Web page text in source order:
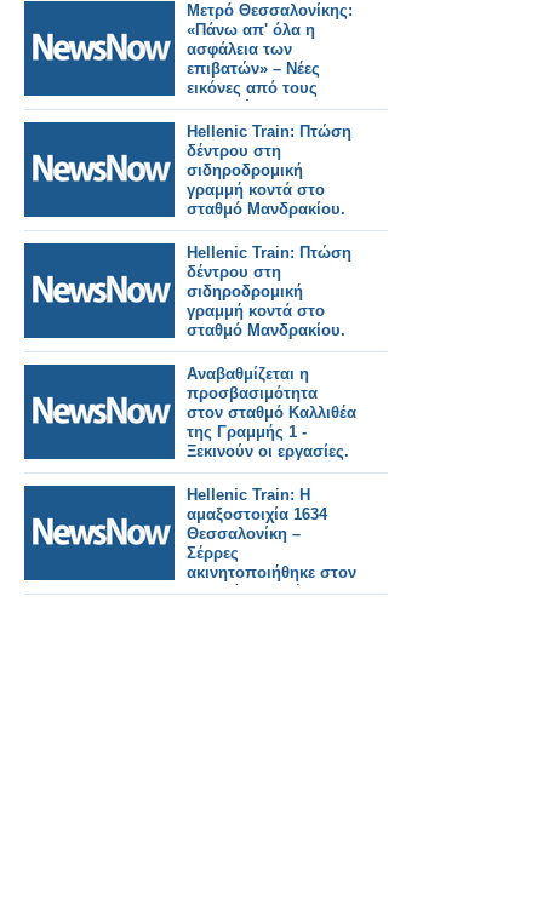
Μετρό Θεσσαλονίκης:
«Πάνω απ' όλα η
ασφάλεια των
επιβατών» – Νέες
εικόνες από τους
σταθμούς της
Καλαμαριάς.
Hellenic Train: Πτώση
δέντρου στη
σιδηροδρομική
γραμμή κοντά στο
σταθμό Μανδρακίου.
Hellenic Train: Πτώση
δέντρου στη
σιδηροδρομική
γραμμή κοντά στο
σταθμό Μανδρακίου.
Αναβαθμίζεται η
προσβασιμότητα
στον σταθμό Καλλιθέα
της Γραμμής 1 -
Ξεκινούν οι εργασίες.
Hellenic Train: Η
αμαξοστοιχία 1634
Θεσσαλονίκη –
Σέρρες
ακινητοποιήθηκε στον
Σταθμό Μουριές,